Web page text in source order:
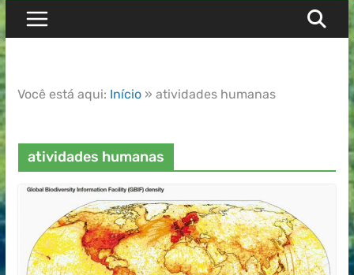
Você está aqui: Início» atividades humanas
atividades humanas